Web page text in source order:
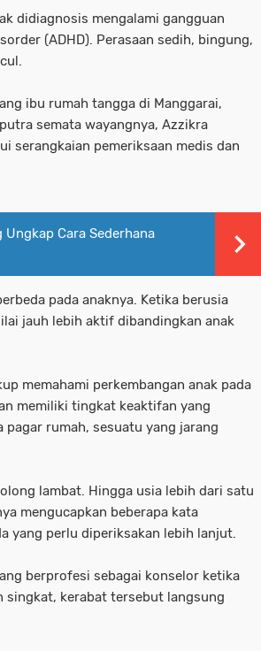
didiagnosis mengalami gangguan
(ADHD). Perasaan sedih, bingung,
ibu rumah tangga di Manggarai,
semata wayangnya, Azzikra
serangkaian pemeriksaan medis dan
Cara Sederhana
pada anaknya. Ketika berusia
jauh lebih aktif dibandingkan anak
memahami perkembangan anak pada
memiliki tingkat keaktifan yang
pagar rumah, sesuatu yang jarang
lambat. Hingga usia lebih dari satu
mengucapkan beberapa kata
yang perlu diperiksakan lebih lanjut.
berprofesi sebagai konselor ketika
singkat, kerabat tersebut langsung